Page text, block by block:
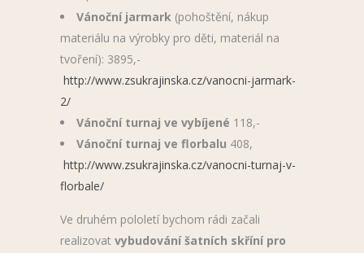
Vánoční jarmark (pohoštění, nákup
materiálu na výrobky pro děti, materiál na
tvoření): 3895,-
http://www.zsukrajinska.cz/vanocni-jarmark-
2/
Vánoční turnaj ve vybíjené 118,-
Vánoční turnaj ve florbalu 408,
http://www.zsukrajinska.cz/vanocni-turnaj-v-
florbale/
Ve druhém pololetí bychom rádi začali
realizovat vybudování šatních skříní pro